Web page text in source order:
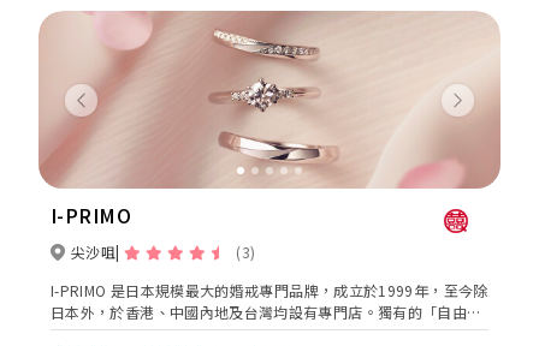
Previous Next
I-PRIMO
尖沙咀
(3)
I-PRIMO 是日本規模最大的婚戒專門品牌，成立於1999年，至今除
日本外，於香港、中國內地及台灣均設有專門店。獨有的「自由選
配訂製服務」，是由專業的諮詢師先瞭解新人對婚戒的喜好和預